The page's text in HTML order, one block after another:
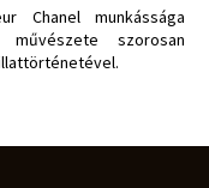
Chanel munkássága
szorosan